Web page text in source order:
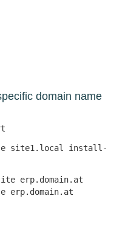
domain name
site1.local install-
erp.domain.at
erp.domain.at